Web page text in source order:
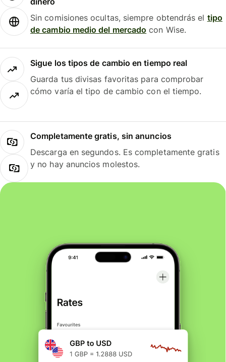
Sin comisiones ocultas, siempre obtendrás el tipo
de cambio medio del mercado con Wise.
Sigue los tipos de cambio en tiempo real
Guarda tus divisas favoritas para comprobar
cómo varía el tipo de cambio con el tiempo.
Completamente gratis, sin anuncios
Descarga en segundos. Es completamente gratis
y no hay anuncios molestos.